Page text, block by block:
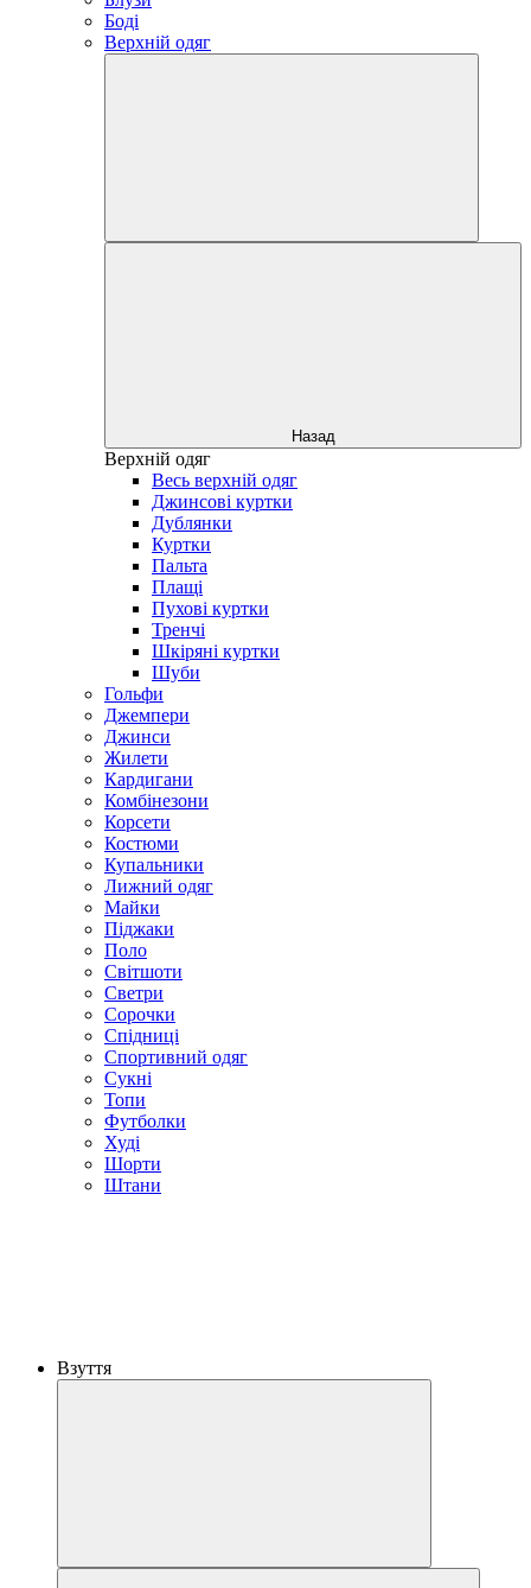
Боді
Верхній одяг
Назад
Верхній одяг
Весь верхній одяг
Джинсові куртки
Дублянки
Куртки
Пальта
Плащі
Пухові куртки
Тренчі
Шкіряні куртки
Шуби
Гольфи
Джемпери
Джинси
Жилети
Кардигани
Комбінезони
Корсети
Костюми
Купальники
Лижний одяг
Майки
Піджаки
Поло
Світшоти
Светри
Сорочки
Спідниці
Спортивний одяг
Сукні
Топи
Футболки
Худі
Шорти
Штани
Взуття